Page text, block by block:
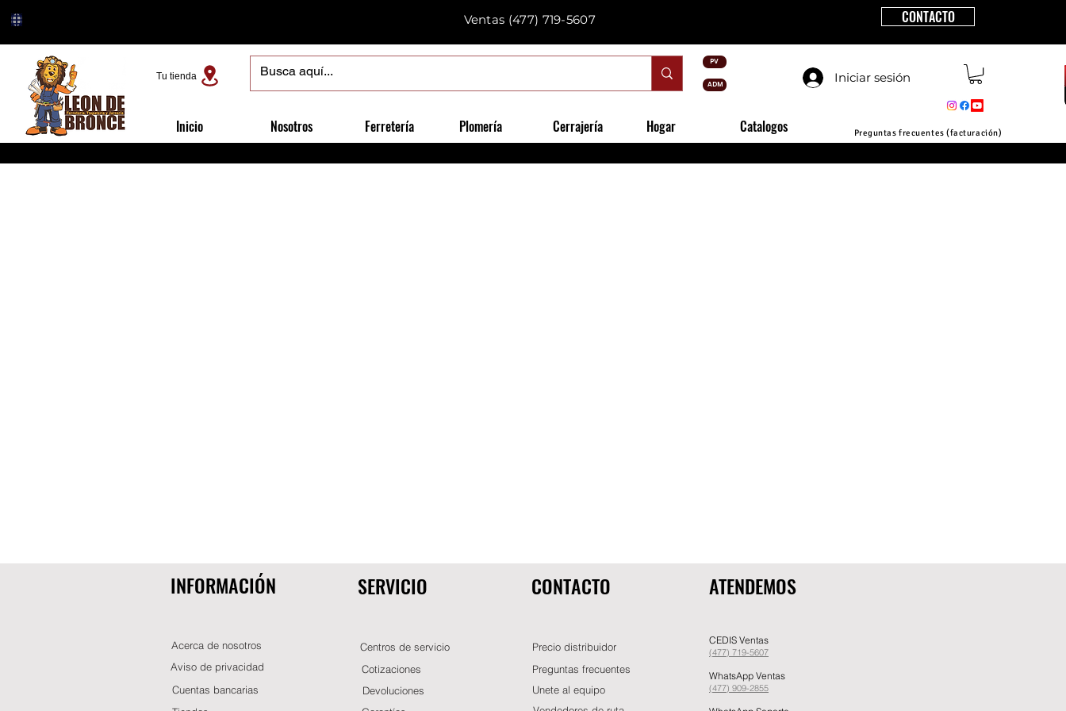
PV
ADM
Ventas (477) 719-5607 CONTACTO
Iniciar sesión
Tu tienda
Inicio Nosotros Ferretería Plomería Cerrajería Hogar Catalogos Preguntas frecuentes (facturación)
INFORMACIÓN
Acerca de nosotros
Aviso de privacidad
Cuentas bancarias
SERVICIO
Centros de servicio
Cotizaciones
Devoluciones
CONTACTO
Precio distribuidor
Preguntas frecuentes
Unete al equipo
ATENDEMOS
CEDIS Ventas
(477) 719-5607
WhatsApp Ventas
(477) 909-2855